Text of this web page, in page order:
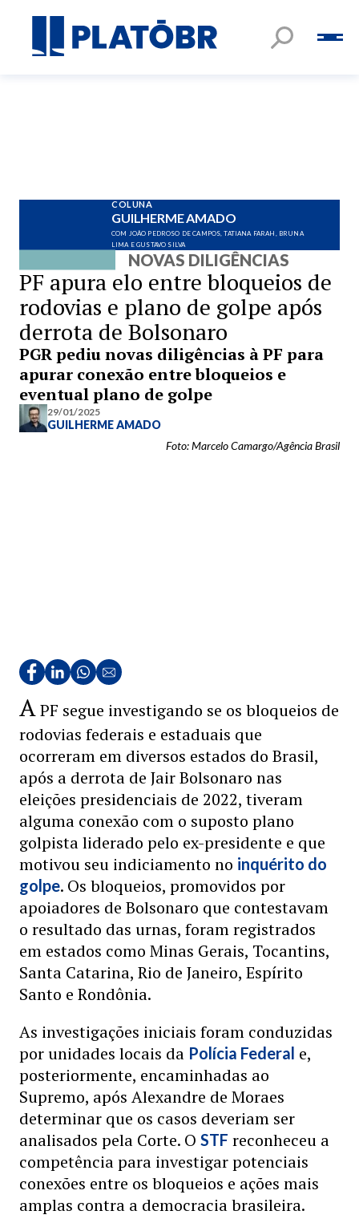
COLUNA
GUILHERME AMADO
COM JOÃO PEDROSO DE CAMPOS, TATIANA FARAH, BRUNA
LIMA E GUSTAVO SILVA
NOVAS DILIGÊNCIAS
PF apura elo entre bloqueios de
rodovias e plano de golpe após
derrota de Bolsonaro
PGR pediu novas diligências à PF para
apurar conexão entre bloqueios e
eventual plano de golpe
29/01/2025
GUILHERME AMADO
Foto: Marcelo Camargo/Agência Brasil
APF segue investigando se os bloqueios de
rodovias federais e estaduais que
ocorreram em diversos estados do Brasil,
após a derrota de Jair Bolsonaro nas
eleições presidenciais de 2022, tiveram
alguma conexão com o suposto plano
golpista liderado pelo ex-presidente e que
motivou seu indiciamento no inquérito do
golpe. Os bloqueios, promovidos por
apoiadores de Bolsonaro que contestavam
o resultado das urnas, foram registrados
em estados como Minas Gerais, Tocantins,
Santa Catarina, Rio de Janeiro, Espírito
Santo e Rondônia.
As investigações iniciais foram conduzidas
por unidades locais da Polícia Federal e,
posteriormente, encaminhadas ao
Supremo, após Alexandre de Moraes
determinar que os casos deveriam ser
analisados pela Corte. O STF reconheceu a
competência para investigar potenciais
conexões entre os bloqueios e ações mais
amplas contra a democracia brasileira.